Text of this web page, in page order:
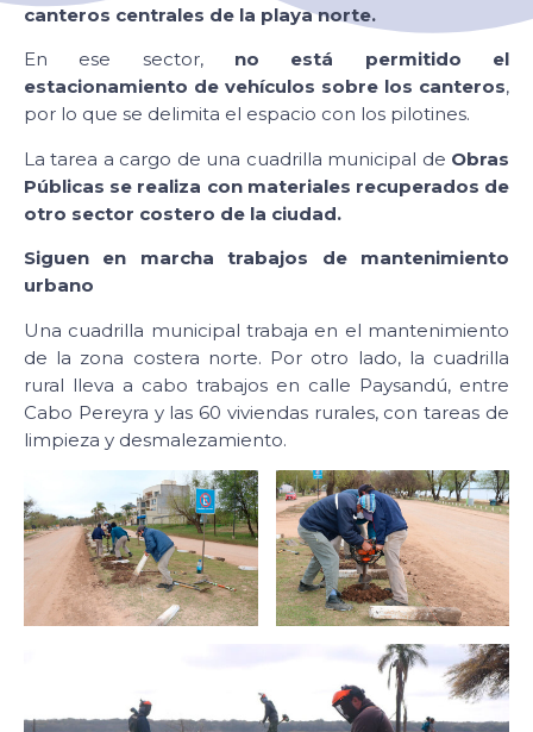
canteros centrales de la playa norte.
En ese sector, no está permitido el
estacionamiento de vehículos sobre los canteros,
por lo que se delimita el espacio con los pilotines.
La tarea a cargo de una cuadrilla municipal de Obras
Públicas se realiza con materiales recuperados de
otro sector costero de la ciudad.
Siguen en marcha trabajos de mantenimiento
urbano
Una cuadrilla municipal trabaja en el mantenimiento
de la zona costera norte. Por otro lado, la cuadrilla
rural lleva a cabo trabajos en calle Paysandú, entre
Cabo Pereyra y las 60 viviendas rurales, con tareas de
limpieza y desmalezamiento.